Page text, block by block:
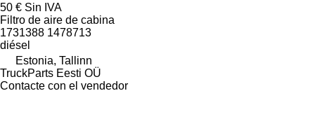
50 € Sin IVA
Filtro de aire de cabina
1731388 1478713
diésel
Estonia, Tallinn
TruckParts Eesti OÜ
Contacte con el vendedor